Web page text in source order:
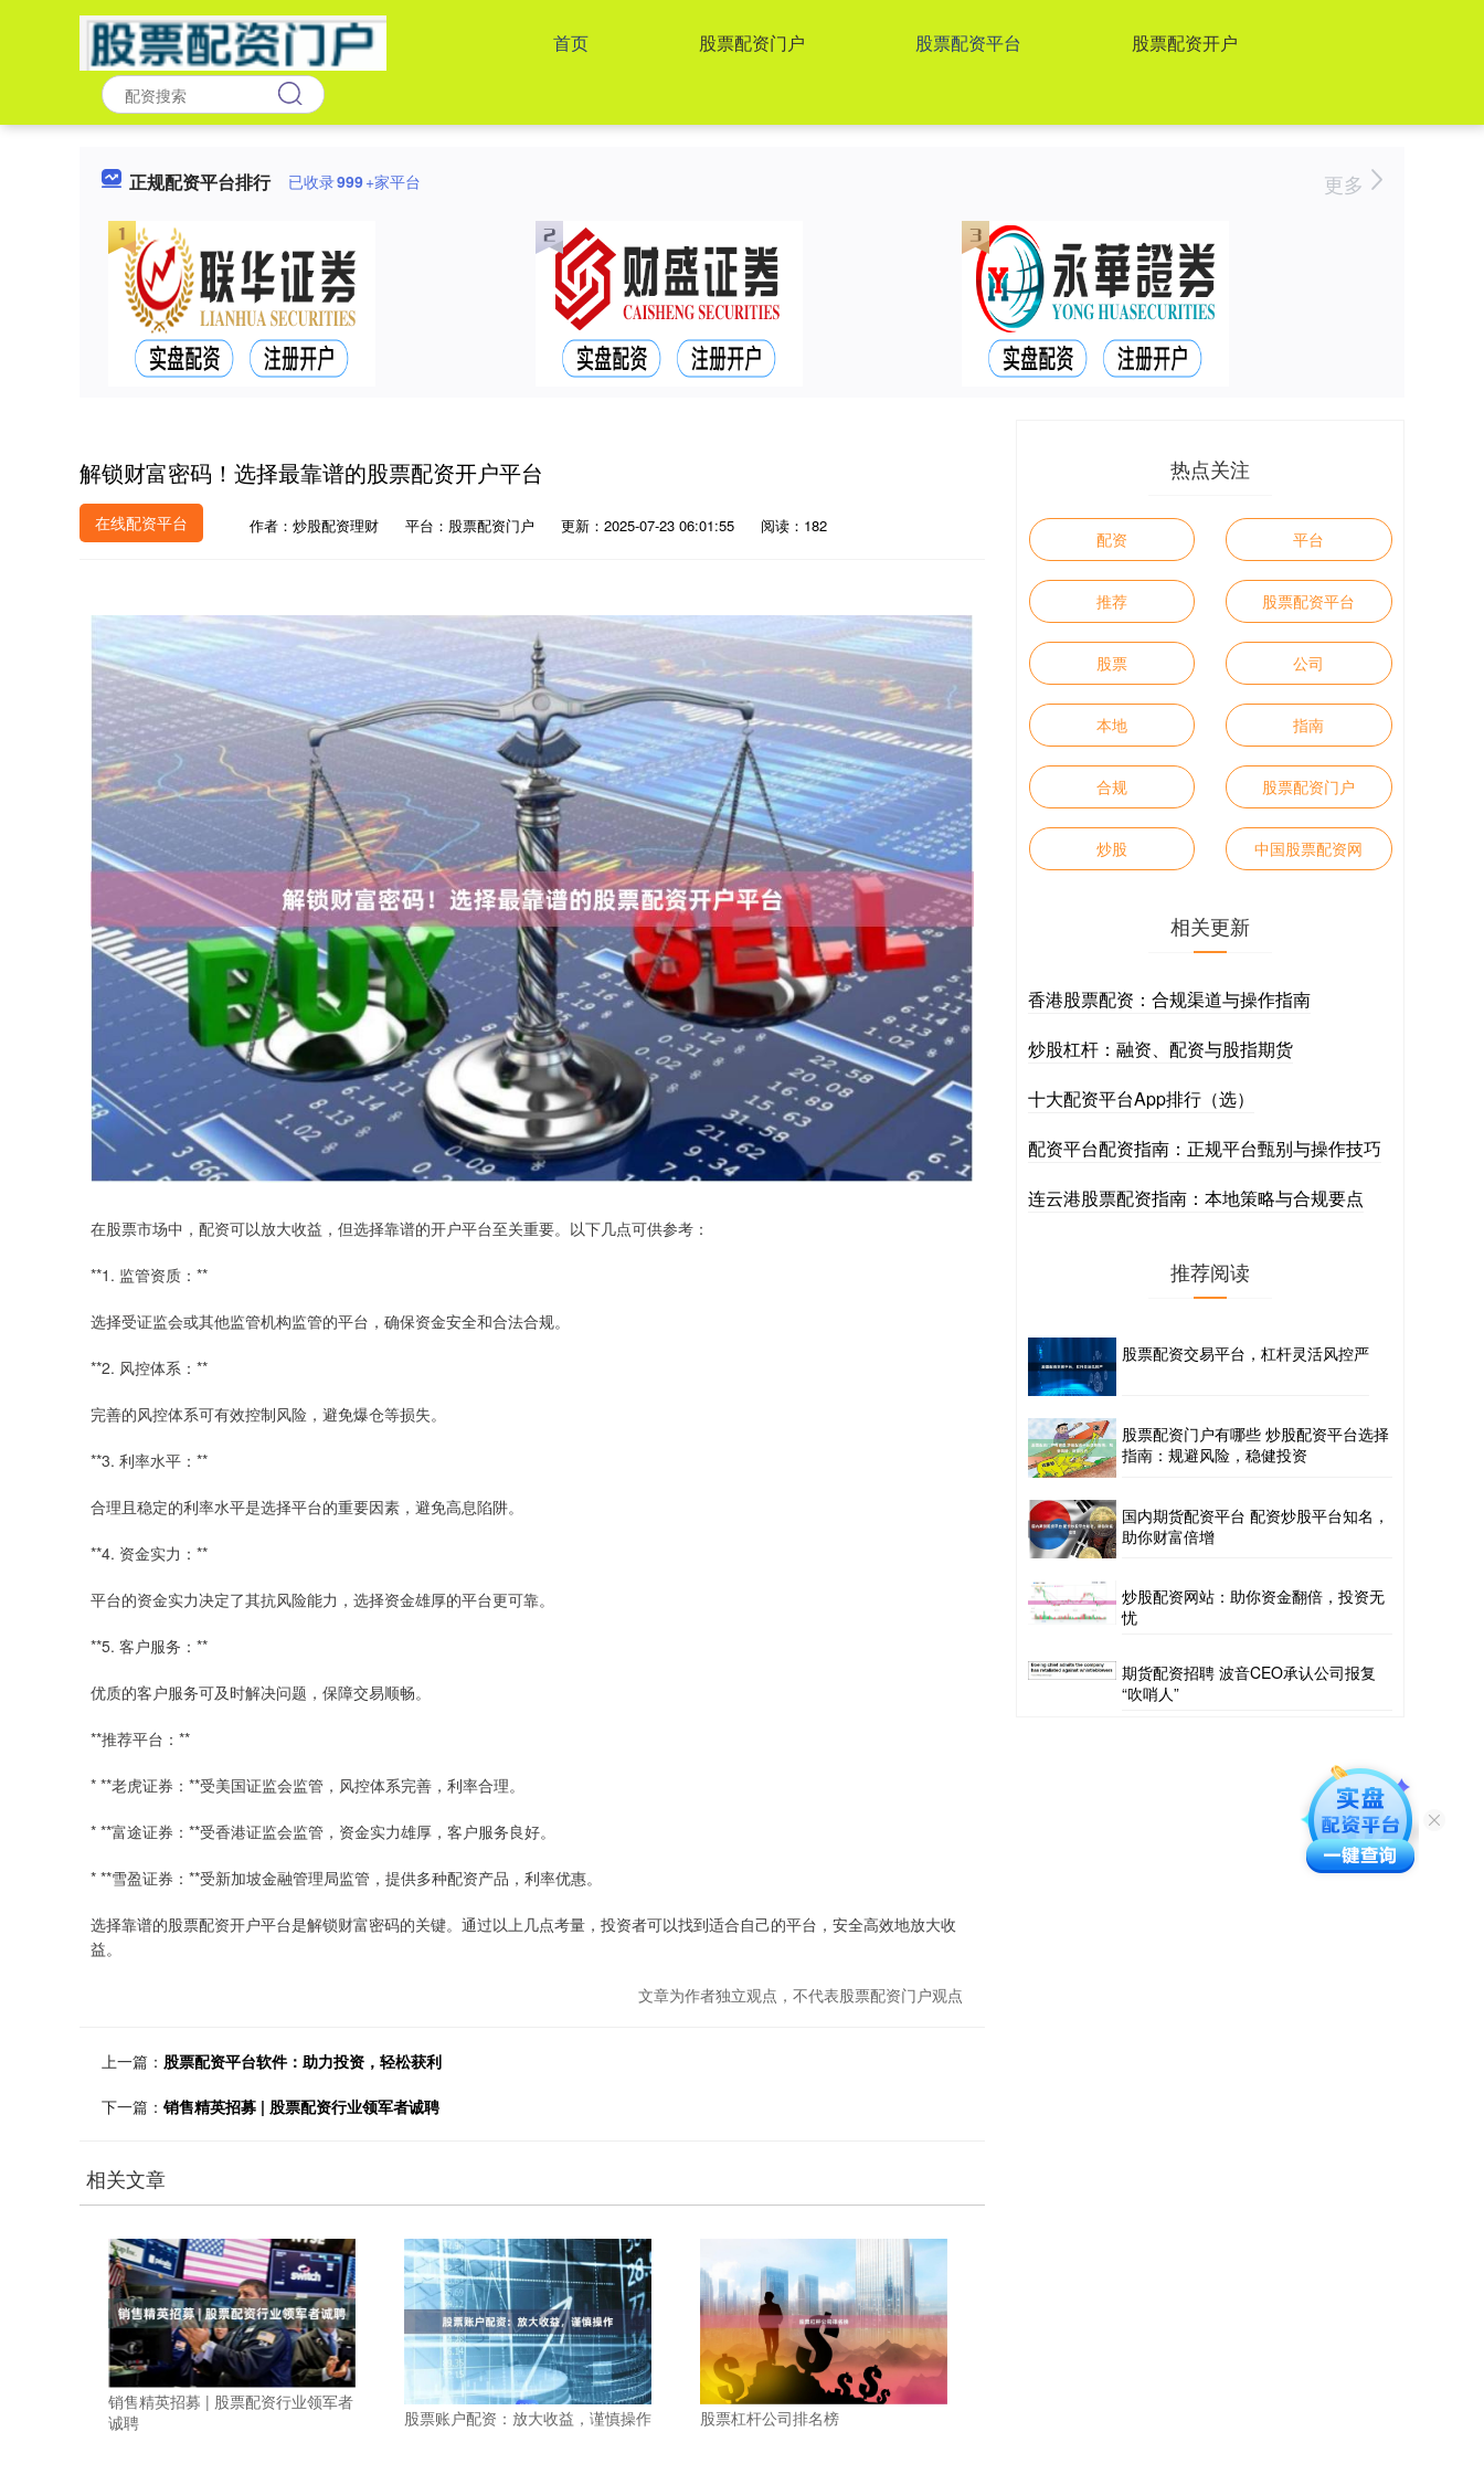
首页 股票配资门户 股票配资平台 股票配资开户
正规配资平台排行 已收录999+家平台 更多
解锁财富密码！选择最靠谱的股票配资开户平台
在线配资平台 作者：炒股配资理财 平台：股票配资门户 更新：2025-07-23 06:01:55 阅读：182
在股票市场中，配资可以放大收益，但选择靠谱的开户平台至关重要。以下几点可供参考：
**1. 监管资质：**
选择受证监会或其他监管机构监管的平台，确保资金安全和合法合规。
**2. 风控体系：**
完善的风控体系可有效控制风险，避免爆仓等损失。
**3. 利率水平：**
合理且稳定的利率水平是选择平台的重要因素，避免高息陷阱。
**4. 资金实力：**
平台的资金实力决定了其抗风险能力，选择资金雄厚的平台更可靠。
**5. 客户服务：**
优质的客户服务可及时解决问题，保障交易顺畅。
**推荐平台：**
* **老虎证券：**受美国证监会监管，风控体系完善，利率合理。
* **富途证券：**受香港证监会监管，资金实力雄厚，客户服务良好。
* **雪盈证券：**受新加坡金融管理局监管，提供多种配资产品，利率优惠。
选择靠谱的股票配资开户平台是解锁财富密码的关键。通过以上几点考量，投资者可以找到适合自己的平台，安全高效地放大收
益。
文章为作者独立观点，不代表股票配资门户观点
上一篇： 股票配资平台软件：助力投资，轻松获利
下一篇： 销售精英招募 | 股票配资行业领军者诚聘
相关文章
销售精英招募 | 股票配资行业领军者
诚聘
股票账户配资：放大收益，谨慎操作 股票杠杆公司排名榜
热点关注
配资 平台
推荐 股票配资平台
股票 公司
本地 指南
合规 股票配资门户
炒股 中国股票配资网
相关更新
香港股票配资：合规渠道与操作指南
炒股杠杆：融资、配资与股指期货
十大配资平台App排行（选）
配资平台配资指南：正规平台甄别与操作技巧
连云港股票配资指南：本地策略与合规要点
推荐阅读
股票配资交易平台，杠杆灵活风控严
股票配资门户有哪些 炒股配资平台选择
指南：规避风险，稳健投资
国内期货配资平台 配资炒股平台知名，
助你财富倍增
炒股配资网站：助你资金翻倍，投资无
忧
期货配资招聘 波音CEO承认公司报复
“吹哨人”